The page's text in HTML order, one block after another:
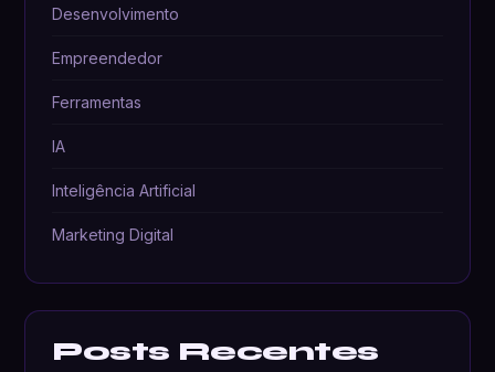
Desenvolvimento
Empreendedor
Ferramentas
IA
Inteligência Artificial
Marketing Digital
Posts Recentes